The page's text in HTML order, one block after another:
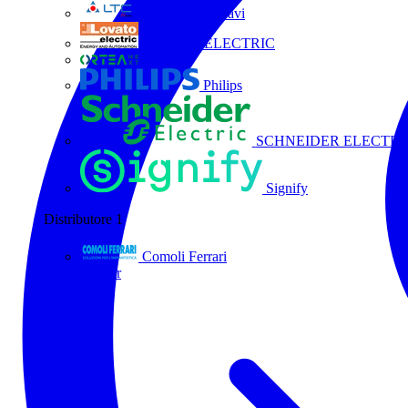
La Triveneta Cavi
LOVATO ELECTRIC
Philips
SCHNEIDER
Signify
Distributore 1
Comoli Ferrari
Tutti i partner